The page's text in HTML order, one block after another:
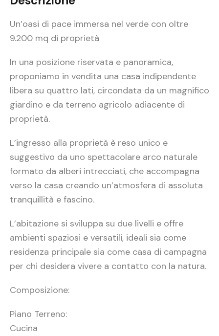
Un’oasi di pace immersa nel verde con oltre
9.200 mq di proprietà
In una posizione riservata e panoramica,
proponiamo in vendita una casa indipendente
libera su quattro lati, circondata da un magnifico
giardino e da terreno agricolo adiacente di
proprietà.
L’ingresso alla proprietà è reso unico e
suggestivo da uno spettacolare arco naturale
formato da alberi intrecciati, che accompagna
verso la casa creando un’atmosfera di assoluta
tranquillità e fascino.
L’abitazione si sviluppa su due livelli e offre
ambienti spaziosi e versatili, ideali sia come
residenza principale sia come casa di campagna
per chi desidera vivere a contatto con la natura.
Composizione:
Piano Terreno:
Cucina